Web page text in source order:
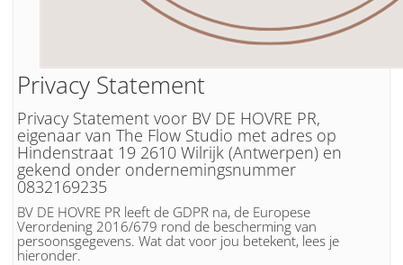
Privacy Statement
Privacy Statement voor BV DE HOVRE PR,
eigenaar van The Flow Studio met adres op
Hindenstraat 19 2610 Wilrijk (Antwerpen) en
gekend onder ondernemingsnummer
0832169235
BV DE HOVRE PR leeft de GDPR na, de Europese
Verordening 2016/679 rond de bescherming van
persoonsgegevens. Wat dat voor jou betekent, lees je
hieronder.